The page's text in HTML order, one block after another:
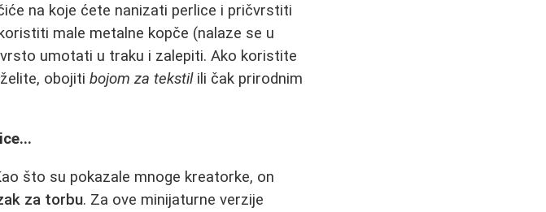
na koje ćete nanizati perlice i pričvrstiti
male metalne kopče (nalaze se u
umotati u traku i zalepiti. Ako koristite
obojitibojom za tekstilili čak prirodnim
što su pokazale mnoge kreatorke, on
za torbu. Za ove minijaturne verzije